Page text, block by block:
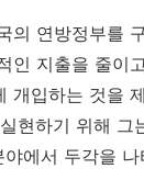
의 연방정부를
인 지출을 줄이
개입하는 것을
현하기 위해 그
에서 두각을